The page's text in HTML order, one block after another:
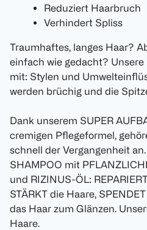
Reduziert Haarbruch
Verhindert Spliss
Traumhaftes, langes Haar?
einfach wie gedacht?
mit: Stylen und
werden brüchig und die
Dank unserem SUPER
cremigen Pflegeformel,
schnell der Vergangenheit
SHAMPOO mit
und RIZINUS-ÖL:
STÄRKT die Haare,
das Haar zum Glänzen.
Haare.